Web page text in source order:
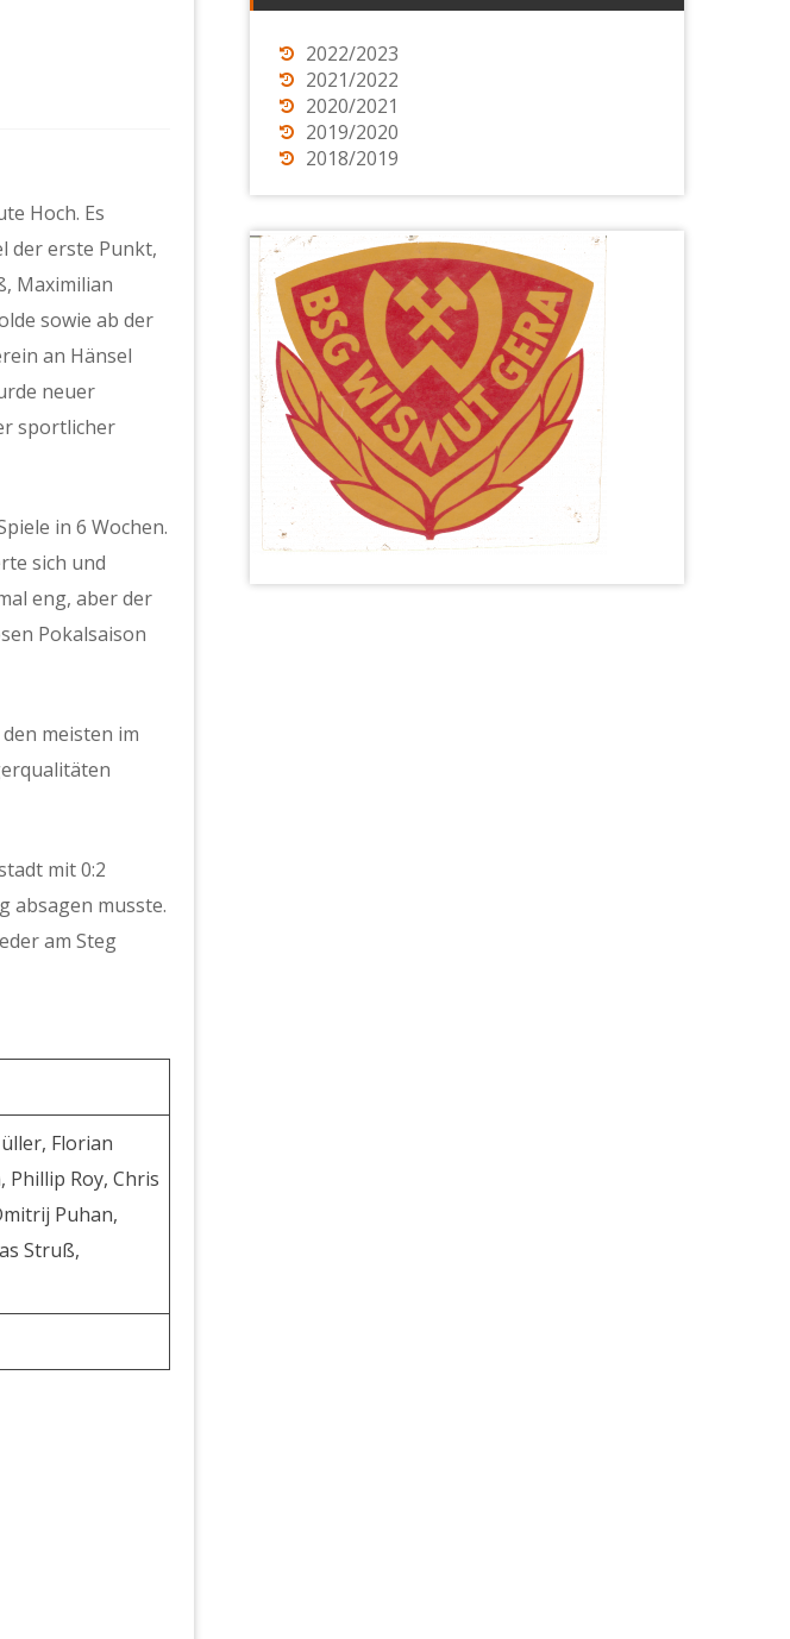
Hoch. Es
der erste Punkt,
Maximilian
sowie ab der
an Hänsel
neuer
sportlicher
in 6 Wochen.
sich und
eng, aber der
Pokalsaison
meisten im
mit 0:2
absagen musste.
am Steg
Florian
Phillip Roy, Chris
Puhan,
Struß,
2022/2023
2021/2022
2020/2021
2019/2020
2018/2019